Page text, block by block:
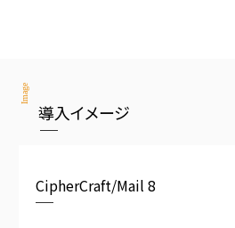
導入イメージ
Image
CipherCraft/Mail 8